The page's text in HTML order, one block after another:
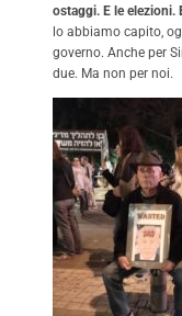
ostaggi. E le elezioni.
lo abbiamo capito,
governo. Anche per
due. Ma non per noi.